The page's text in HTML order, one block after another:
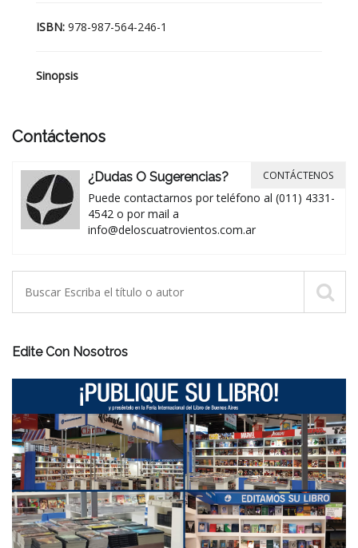
ISBN: 978-987-564-246-1
Sinopsis
Contáctenos
¿Dudas O Sugerencias?
Puede contactarnos por teléfono al (011) 4331-
4542 o por mail a
info@deloscuatrovientos.com.ar
CONTÁCTENOS
Edite Con Nosotros